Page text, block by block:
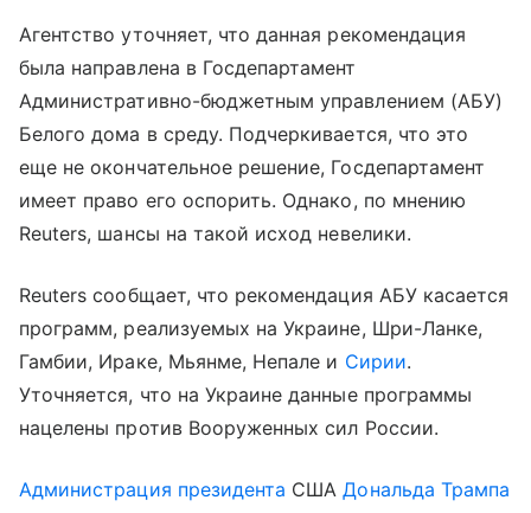
Агентство уточняет, что данная рекомендация
была направлена в Госдепартамент
Административно-бюджетным управлением (АБУ)
Белого дома в среду. Подчеркивается, что это
еще не окончательное решение, Госдепартамент
имеет право его оспорить. Однако, по мнению
Reuters, шансы на такой исход невелики.
Reuters сообщает, что рекомендация АБУ касается
программ, реализуемых на Украине, Шри-Ланке,
Гамбии, Ираке, Мьянме, Непале и Сирии.
Уточняется, что на Украине данные программы
нацелены против Вооруженных сил России.
Администрация президента СШАДональда Трампа